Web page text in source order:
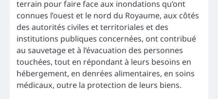
terrain pour faire face aux inondations qu’ont
connues l’ouest et le nord du Royaume, aux côtés
des autorités civiles et territoriales et des
institutions publiques concernées, ont contribué
au sauvetage et à l’évacuation des personnes
touchées, tout en répondant à leurs besoins en
hébergement, en denrées alimentaires, en soins
médicaux, outre la protection de leurs biens.